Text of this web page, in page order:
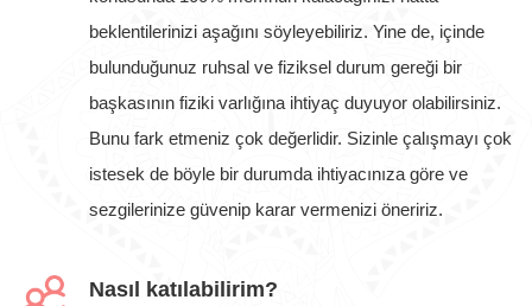
beklentilerinizi aşağını söyleyebiliriz. Yine de, içinde
bulunduğunuz ruhsal ve fiziksel durum gereği bir
başkasının fiziki varlığına ihtiyaç duyuyor olabilirsiniz.
Bunu fark etmeniz çok değerlidir. Sizinle çalışmayı çok
istesek de böyle bir durumda ihtiyacınıza göre ve
sezgilerinize güvenip karar vermenizi öneririz.
Nasıl katılabilirim?